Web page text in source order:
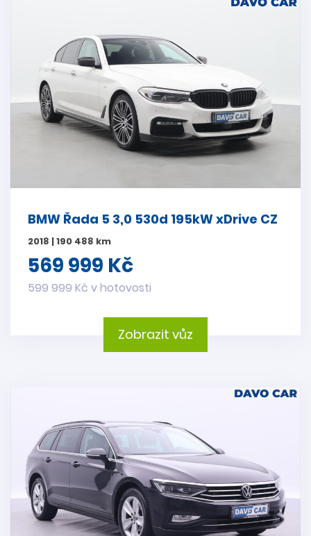
BMW Řada 5 3,0 530d 195kW xDrive CZ
2018 | 190 488 km
569 999 Kč
599 999 Kč v hotovosti
Zobrazit vůz